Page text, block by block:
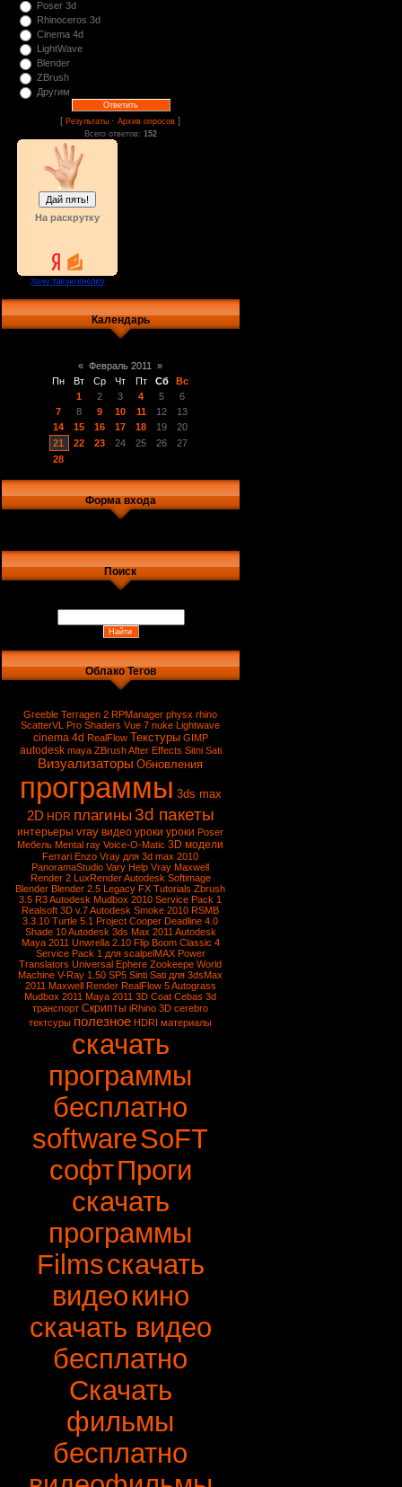
Poser 3d
Rhinoceros 3d
Cinema 4d
LightWave
Blender
ZBrush
Другим
[Результаты ·Архив опросов ]
Всего ответов: 152
На раскрутку
Календарь
« Февраль 2011
»
Пн
Вт Ср Чт Пт Сб
Вс
1
2 3 4 5
6
7
8 9 10 11 12
13
14
15 16 17 18 19
20
21
22 23 24 25 26
27
28
Форма входа
Поиск
Облако Тегов
Greeble Terragen 2 RPManager physx rhino
ScatterVL Pro Shaders Vue 7 nuke Lightwave
cinema 4d RealFlow Текстуры GIMP
autodesk maya ZBrushAfter Effects Sitni Sati
Визуализаторы Обновления
программы 3ds max
2D HDR плагины 3d пакеты
интерьеры vray видео уроки уроки Poser
Мебель Mental ray Voice-O-Matic 3D модели
Ferrari Enzo Vray для 3d max 2010
PanoramaStudio Vary Help Vray Maxwell
Render 2 LuxRenderAutodesk Softimage
Blender Blender 2.5 Legacy FX Tutorials Zbrush
3.5 R3 Autodesk Mudbox 2010 Service Pack 1
Realsoft 3D v.7 Autodesk Smoke 2010 RSMB
3.3.10 Turtle 5.1 Project Cooper Deadline 4.0
Shade 10Autodesk 3ds Max 2011 Autodesk
Maya 2011 Unwrella 2.10 Flip Boom Classic 4
Service Pack 1 для scalpelMAX Power
Translators Universal Ephere Zookeepe World
Machine V-Ray 1.50 SP5 Sinti Sati для 3dsMax
2011 Maxwell Render RealFlow 5Autograss
Mudbox 2011 Maya 2011 3D Coat Cebas 3d
транспорт Скрипты iRhino 3D cerebro
тектсуры полезное HDRI материалы
скачать
программы
бесплатно
softwareSoFT
софтПроги
скачать
программы
Filmsскачать
видеокино
скачать видео
бесплатно
Скачать
фильмы
бесплатно